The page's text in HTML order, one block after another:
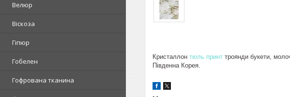
Велюр
Віскоза
Гіпюр
Гобелен
Гофрована тканина
Кристаллон тюль принт троянди букети,
Південна Корея.